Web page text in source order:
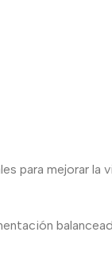
para mejorar la